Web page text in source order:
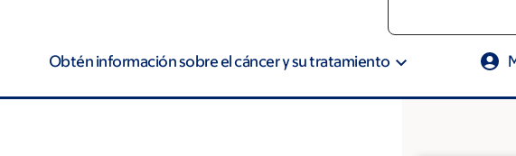
Obtén información sobre el cáncer y su tratamiento